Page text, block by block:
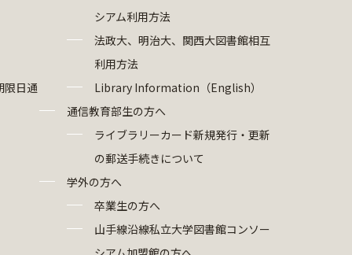
限日通
シアム利用方法
法政大、明治大、関西大図書館相互
利用方法
Library Information（English）
通信教育部生の方へ
ライブラリーカード新規発行・更新
の郵送手続きについて
学外の方へ
卒業生の方へ
山手線沿線私立大学図書館コンソー